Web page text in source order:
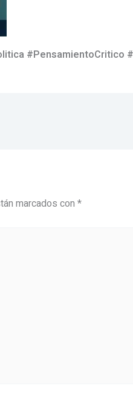
#PensamientoCritico
marcados con *